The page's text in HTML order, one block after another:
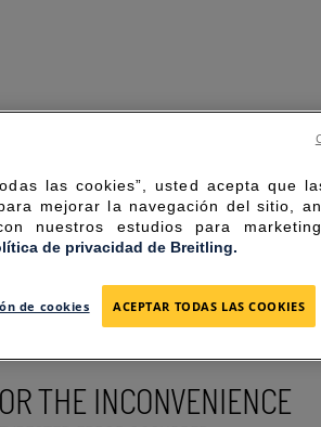
THE INCONVENIENCE
las cookies”, usted acepta que
mejorar la navegación del sitio,
nuestros estudios para
de privacidad de Breitling.
de cookies ACEPTAR TODAS LAS COOKIES